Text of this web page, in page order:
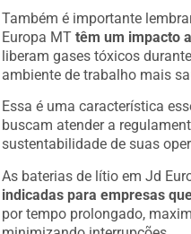
Também é importante
Europa MTtêm um impacto
liberam gases tóxicos
ambiente de trabalho mais
Essa é uma característica
buscam atender a
sustentabilidade de suas
As baterias de lítio em Jd
indicadas para empresas
por tempo prolongado,
minimizando interrupções.